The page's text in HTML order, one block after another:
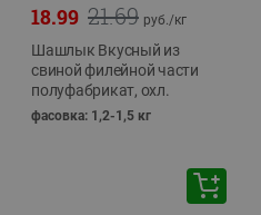
21.69
18.99 руб./кг
Шашлык Вкусный из
свиной филейной части
полуфабрикат, охл.
фасовка: 1,2-1,5 кг